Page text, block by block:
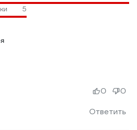
5
Ответить
0 0